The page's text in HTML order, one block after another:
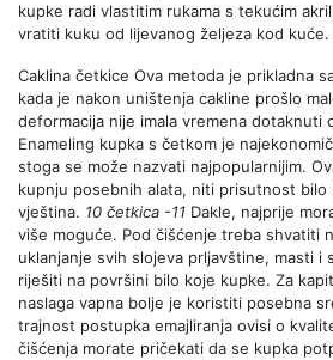
kupke radi vlastitim rukama s tekućim
vratiti kuku od lijevanog željeza kod kuće.
Caklina četkice Ova metoda je prikladna
kada je nakon uništenja cakline prošlo
deformacija nije imala vremena dotaknuti
Enameling kupka s četkom je
stoga se može nazvati najpopularnijim.
kupnju posebnih alata, niti prisutnost bilo
vještina. 10 četkica -11 Dakle, najprije
više moguće. Pod čišćenje treba shvatiti
uklanjanje svih slojeva prljavštine, masti i
riješiti na površini bilo koje kupke. Za
naslaga vapna bolje je koristiti posebna
trajnost postupka emajliranja ovisi o
čišćenja morate pričekati da se kupka